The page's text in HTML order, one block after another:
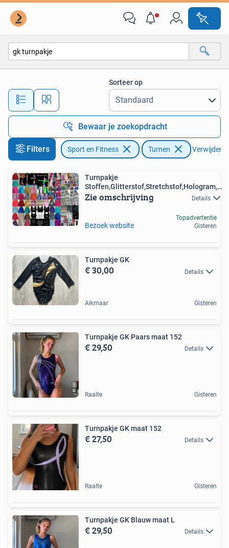
Alle afstanden…
Sorteer op
Bewaar je zoekopdracht
Filters Sport en Fitness Turnen Verwijder
Turnpakje
Stoffen,Glitterstof,Stretchstof,Hologram,4-
Way,
Zie omschrijving Details
Bezoek website
Topadvertentie
Gisteren
Turnpakje GK
€ 30,00 Details
Alkmaar Gisteren
Turnpakje GK Paars maat 152
€ 29,50 Details
Raalte Gisteren
Turnpakje GK maat 152
€ 27,50 Details
Raalte Gisteren
Turnpakje GK Blauw maat L
€ 29,50 Details